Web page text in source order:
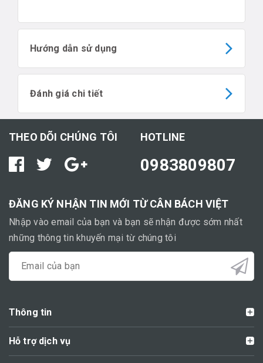
Hướng dẫn sử dụng
Đánh giá chi tiết
THEO DÕI CHÚNG TÔI HOTLINE
0983809807
ĐĂNG KÝ NHẬN TIN MỚI TỪ CÂN BÁCH VIỆT
Nhập vào email của bạn và bạn sẽ nhận được sớm nhất
những thông tin khuyến mại từ chúng tôi
Thông tin
Hỗ trợ dịch vụ